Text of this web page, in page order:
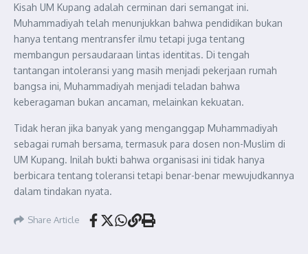
Kisah UM Kupang adalah cerminan dari semangat ini.
Muhammadiyah telah menunjukkan bahwa pendidikan bukan
hanya tentang mentransfer ilmu tetapi juga tentang
membangun persaudaraan lintas identitas. Di tengah
tantangan intoleransi yang masih menjadi pekerjaan rumah
bangsa ini, Muhammadiyah menjadi teladan bahwa
keberagaman bukan ancaman, melainkan kekuatan.
Tidak heran jika banyak yang menganggap Muhammadiyah
sebagai rumah bersama, termasuk para dosen non-Muslim di
UM Kupang. Inilah bukti bahwa organisasi ini tidak hanya
berbicara tentang toleransi tetapi benar-benar mewujudkannya
dalam tindakan nyata.
Share Article